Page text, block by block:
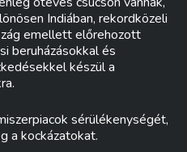
Indiában, rekordközeli
emellett előrehozott
beruházásokkal és
készül a
sérülékenységét,
a kockázatokat.